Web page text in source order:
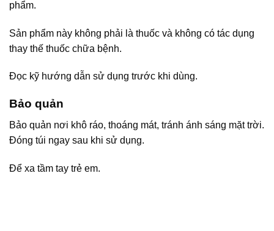
phẩm.
Sản phẩm này không phải là thuốc và không có tác dụng
thay thế thuốc chữa bệnh.
Đọc kỹ hướng dẫn sử dụng trước khi dùng.
Bảo quản
Bảo quản nơi khô ráo, thoáng mát, tránh ánh sáng mặt trời.
Đóng túi ngay sau khi sử dụng.
Để xa tầm tay trẻ em.